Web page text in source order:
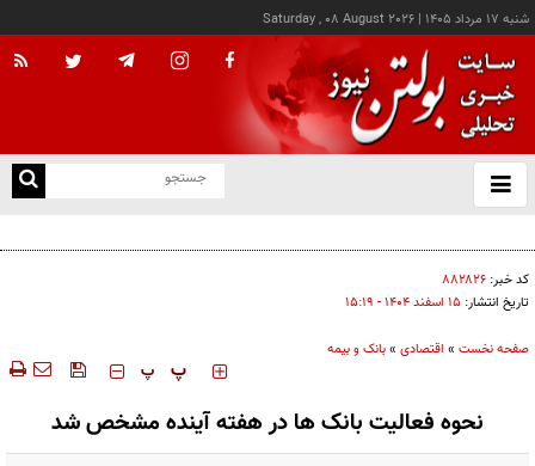
شنبه ۱۷ مرداد ۱۴۰۵ |
Saturday , 08 August 2026
باز
و
کد خبر: ۸۸۲۸۲۶
تاریخ انتشار: ۱۵ اسفند ۱۴۰۴ - ۱۵:۱۹
صفحه نخست » اقتصادی »بانک و بیمه
‍‍‍ پ پ
نحوه فعالیت بانک ها در هفته آینده مشخص شد